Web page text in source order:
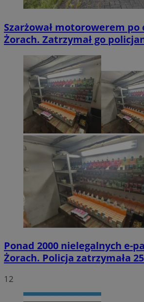
Szarżował motorowerem
Żorach. Zatrzymał go
Ponad 2000 nielegalnych e-
Żorach. Policja zatrzymała
12